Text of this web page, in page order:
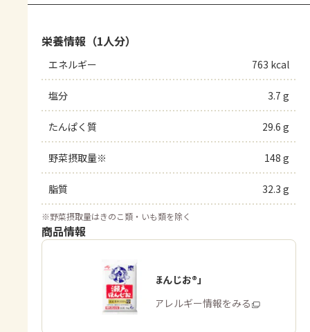
栄養情報（1人分）
エネルギー 763 kcal
塩分 3.7 g
たんぱく質 29.6 g
野菜摂取量※ 148 g
脂質 32.3 g
※野菜摂取量はきのこ類・いも類を除く
商品情報
「瀬戸のほんじお®」
商品・アレルギー情報をみる